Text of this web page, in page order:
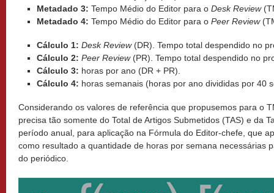
Metadado 3: Tempo Médio do Editor para o Desk Review
Metadado 4: Tempo Médio do Editor para o Peer Review
Cálculo 1: Desk Review(DR). Tempo total despendido no
Cálculo 2: Peer Review(PR). Tempo total despendido no
Cálculo 3: horas por ano (DR + PR).
Cálculo 4: horas semanais (horas por ano divididas por 40
Considerando os valores de referência que propusemos para o
precisa tão somente do Total de Artigos Submetidos (TAS) e da
período anual, para aplicação na Fórmula do Editor-chefe, que
como resultado a quantidade de horas por semana necessárias
do periódico.